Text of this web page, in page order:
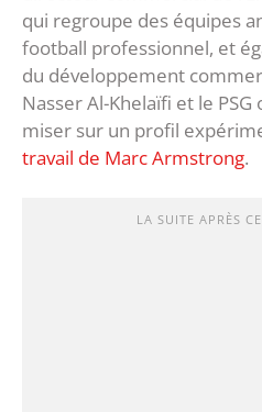
qui regroupe des équipes
football professionnel, et
du développement
Nasser Al-Khelaïfi et le
miser sur un profil
travail de Marc Armstrong.
LA SUITE APRÈS